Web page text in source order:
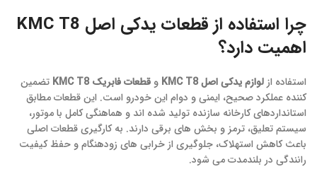
چرا استفاده از قطعات یدکی اصل KMC T8
اهمیت دارد؟
استفاده از لوازم یدکی اصل KMC T8 و قطعات فابریک KMC T8
تضمین
کننده عملکرد صحیح، ایمنی و دوام این خودرو است. این قطعات مطابق
استانداردهای کارخانه سازنده تولید شده اند و هماهنگی کامل با موتور،
سیستم تعلیق، ترمز و بخش های برقی دارند. به کارگیری قطعات اصلی
باعث کاهش استهلاک، جلوگیری از خرابی های زودهنگام و حفظ کیفیت
رانندگی در بلندمدت می شود.